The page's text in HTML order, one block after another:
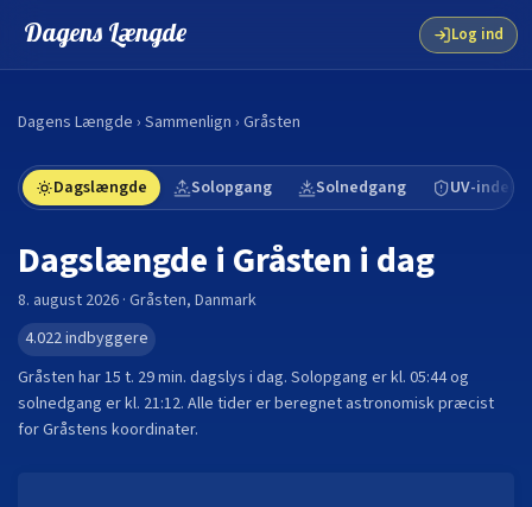
Dagens Længde Log ind
Dagens Længde › Sammenlign › Gråsten
Dagslængde Solopgang Solnedgang UV-indeks
Dagslængde i Gråsten i dag
8. august 2026 · Gråsten, Danmark
4.022indbyggere
Gråsten har15 t. 29 min. dagslys i dag. Solopgang er kl. 05:44og
solnedgang er kl. 21:12. Alle tider er beregnet astronomisk præcist
forGråstens koordinater.